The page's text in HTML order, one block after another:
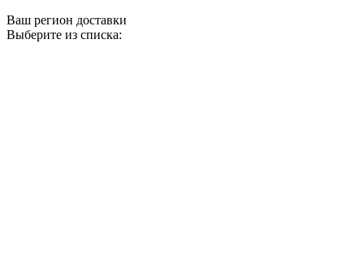
Ваш регион доставки
Выберите из списка: